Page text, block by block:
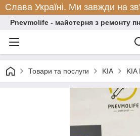
Слава Україні. Ми завжди на
Pnevmolife - майстерня з ремонту
Товари та послуги KIA KIA